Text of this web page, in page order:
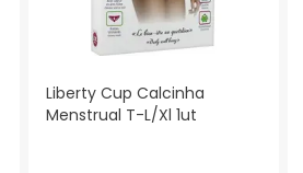
Liberty Cup Calcinha
Menstrual T-L/Xl 1ut